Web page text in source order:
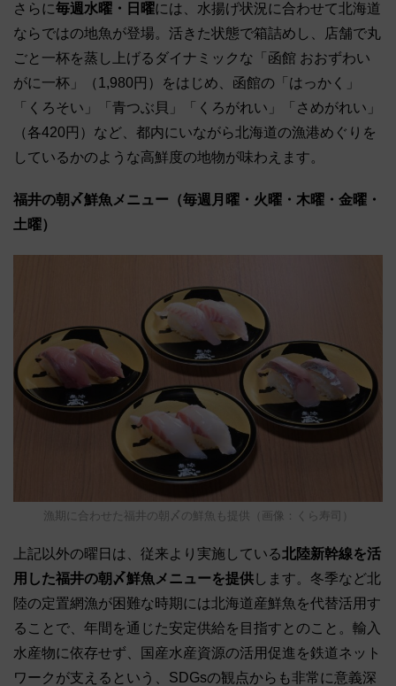
さらに毎週水曜・日曜には、水揚げ状況に合わせて北海道
ならではの地魚が登場。活きた状態で箱詰めし、店舗で丸
ごと一杯を蒸し上げるダイナミックな「函館 おおずわい
がに一杯」（1,980円）をはじめ、函館の「はっかく」
「くろそい」「青つぶ貝」「くろがれい」「さめがれい」
（各420円）など、都内にいながら北海道の漁港めぐりを
しているかのような高鮮度の地物が味わえます。
福井の朝〆鮮魚メニュー（毎週月曜・火曜・木曜・金曜・
土曜）
漁期に合わせた福井の朝〆の鮮魚も提供（画像：くら寿司）
上記以外の曜日は、従来より実施している北陸新幹線を活
用した福井の朝〆鮮魚メニューを提供します。冬季など北
陸の定置網漁が困難な時期には北海道産鮮魚を代替活用す
ることで、年間を通じた安定供給を目指すとのこと。輸入
水産物に依存せず、国産水産資源の活用促進を鉄道ネット
ワークが支えるという、SDGsの観点からも非常に意義深